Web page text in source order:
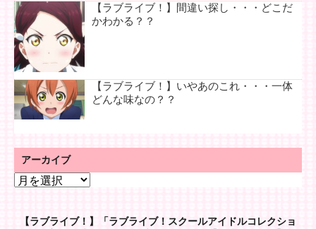
【ラブライブ！】間違い探し・・・どこだ
かわかる？？
【ラブライブ！】いやあのこれ・・・一体
どんな味なの？？
アーカイブ
ア
【ラブライブ！】「ラブライブ！スクールアイドルコレクショ